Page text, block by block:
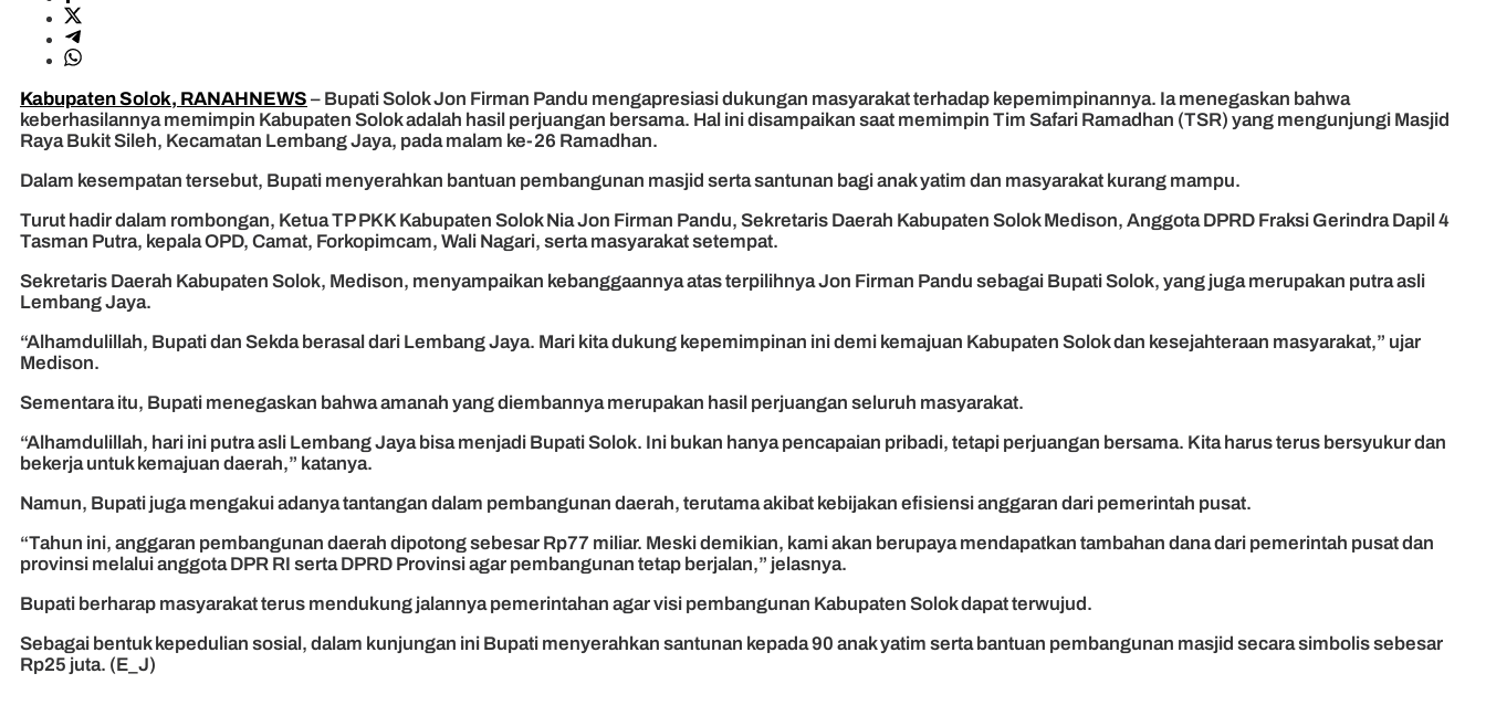
Kabupaten Solok, RANAHNEWS – Bupati Solok Jon Firman Pandu mengapresiasi dukungan masyarakat terhadap kepemimpinannya. Ia menegaskan bahwa
keberhasilannya memimpin Kabupaten Solok adalah hasil perjuangan bersama. Hal ini disampaikan saat memimpin Tim Safari Ramadhan (TSR) yang mengunjungi Masjid
Raya Bukit Sileh, Kecamatan Lembang Jaya, pada malam ke-26 Ramadhan.
Dalam kesempatan tersebut, Bupati menyerahkan bantuan pembangunan masjid serta santunan bagi anak yatim dan masyarakat kurang mampu.
Turut hadir dalam rombongan, Ketua TP PKK Kabupaten Solok Nia Jon Firman Pandu, Sekretaris Daerah Kabupaten Solok Medison, Anggota DPRD Fraksi Gerindra Dapil 4
Tasman Putra, kepala OPD, Camat, Forkopimcam, Wali Nagari, serta masyarakat setempat.
Sekretaris Daerah Kabupaten Solok, Medison, menyampaikan kebanggaannya atas terpilihnya Jon Firman Pandu sebagai Bupati Solok, yang juga merupakan putra asli
Lembang Jaya.
“Alhamdulillah, Bupati dan Sekda berasal dari Lembang Jaya. Mari kita dukung kepemimpinan ini demi kemajuan Kabupaten Solok dan kesejahteraan masyarakat,” ujar
Medison.
Sementara itu, Bupati menegaskan bahwa amanah yang diembannya merupakan hasil perjuangan seluruh masyarakat.
“Alhamdulillah, hari ini putra asli Lembang Jaya bisa menjadi Bupati Solok. Ini bukan hanya pencapaian pribadi, tetapi perjuangan bersama. Kita harus terus bersyukur dan
bekerja untuk kemajuan daerah,” katanya.
Namun, Bupati juga mengakui adanya tantangan dalam pembangunan daerah, terutama akibat kebijakan efisiensi anggaran dari pemerintah pusat.
“Tahun ini, anggaran pembangunan daerah dipotong sebesar Rp77 miliar. Meski demikian, kami akan berupaya mendapatkan tambahan dana dari pemerintah pusat dan
provinsi melalui anggota DPR RI serta DPRD Provinsi agar pembangunan tetap berjalan,” jelasnya.
Bupati berharap masyarakat terus mendukung jalannya pemerintahan agar visi pembangunan Kabupaten Solok dapat terwujud.
Sebagai bentuk kepedulian sosial, dalam kunjungan ini Bupati menyerahkan santunan kepada 90 anak yatim serta bantuan pembangunan masjid secara simbolis sebesar
Rp25 juta. (E_J)